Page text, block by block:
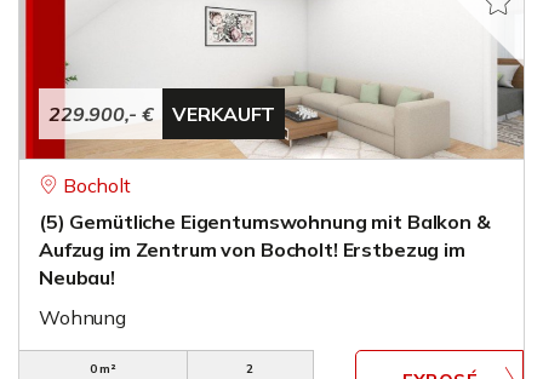
229.900,- € VERKAUFT
Bocholt
(5) Gemütliche Eigentumswohnung mit Balkon &
Aufzug im Zentrum von Bocholt! Erstbezug im
Neubau!
Wohnung
0 m²
2